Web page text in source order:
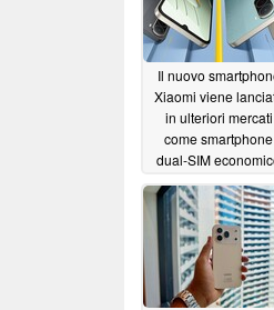
Il nuovo
Xiaomi viene
in ulteriori mercati
come smartphone
dual-SIM
06/20/2026